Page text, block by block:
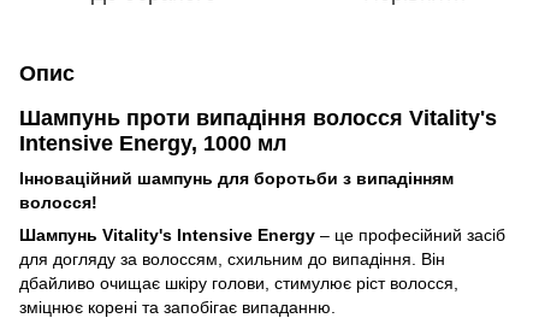
Опис
Шампунь проти випадіння волосся Vitality's
Intensive Energy, 1000 мл
Інноваційний шампунь для боротьби з випадінням
волосся!
Шампунь Vitality's Intensive Energy – це професійний засіб
для догляду за волоссям, схильним до випадіння. Він
дбайливо очищає шкіру голови, стимулює ріст волосся,
зміцнює корені та запобігає випаданню.